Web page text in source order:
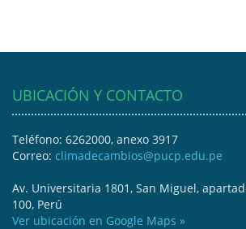
UBICACIÓN Y CONTACTO
Teléfono: 6262000, anexo 3917
Correo: climadecambios@pucp.edu.pe
Av. Universitaria 1801, San Miguel,
100, Perú
Ver ubicación en Google Maps »